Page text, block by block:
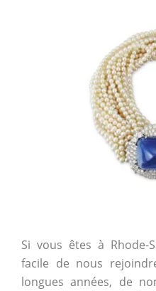
Si vous êtes à Rhode-
facile de nous
longues années, de